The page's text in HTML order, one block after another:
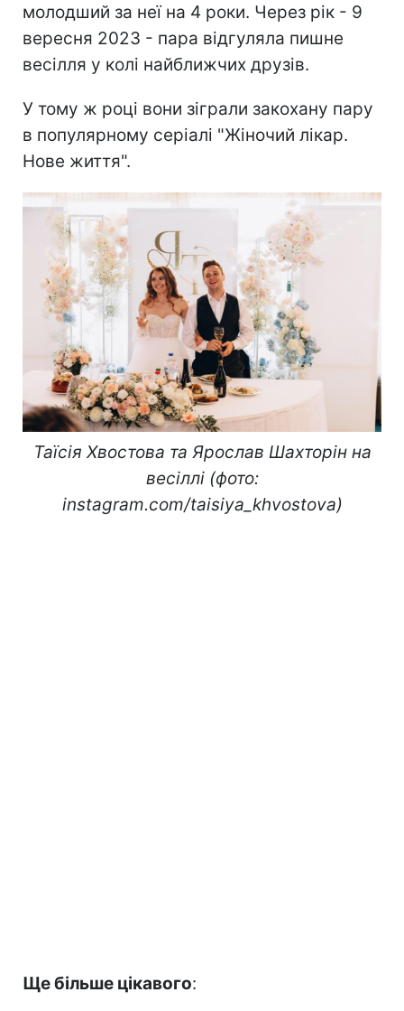
молодший за неї на 4 роки. Через рік - 9
вересня 2023 - пара відгуляла пишне
весілля у колі найближчих друзів.
У тому ж році вони зіграли закохану пару
в популярному серіалі "Жіночий лікар.
Нове життя".
Таїсія Хвостова та Ярослав Шахторін на
весіллі (фото:
instagram.com/taisiya_khvostova)
Ще більше цікавого: